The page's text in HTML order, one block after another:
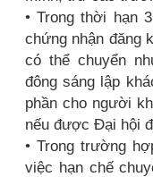
• Trong thời hạn
chứng nhận đăng
có thể chuyển
đông sáng lập
phần cho người
nếu được Đại hội
• Trong trường
việc hạn chế